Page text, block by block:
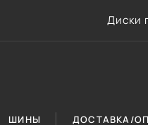
Диски
ШИНЫ ДОСТАВКА/